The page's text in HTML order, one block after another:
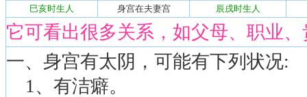
巳亥时生人
身宫在夫妻宫 辰戌时生人
它可看出很多关系，如父母、职业
一、身宫有太阴，可能有下列状况:
1、有洁癖。